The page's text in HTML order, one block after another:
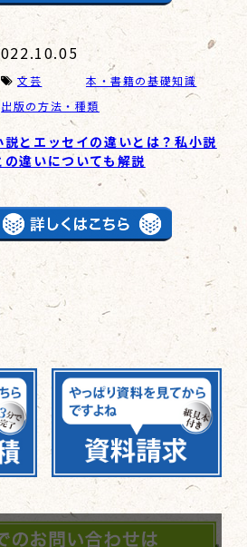
文芸
本・書籍の基礎知識
出版の方法・種類
説とエッセイの違いとは？私小説
の違いについても解説